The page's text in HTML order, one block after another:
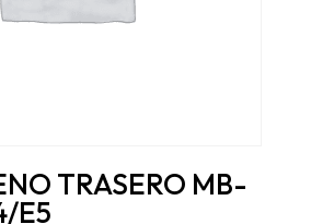
TRASERO MB-
E5